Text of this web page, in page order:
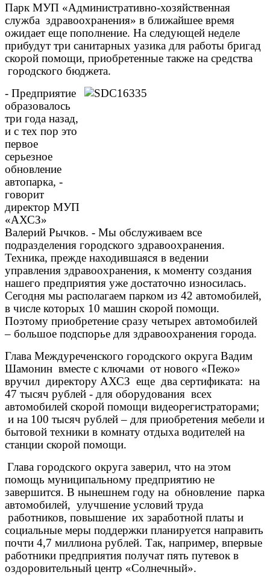
Парк МУП «Административно-хозяйственная
служба здравоохранения» в ближайшее время
ожидает еще пополнение. На следующей неделе
прибудут три санитарных уазика для работы бригад
скорой помощи, приобретенные также на средства
городского бюджета.
- Предприятие
образовалось
три года назад,
и с тех пор это
первое
серьезное
обновление
автопарка, -
говорит
директор МУП
«АХСЗ»
Валерий Рычков. - Мы обслуживаем все
подразделения городского здравоохранения.
Техника, прежде находившаяся в ведении
управления здравоохранения, к моменту создания
нашего предприятия уже достаточно износилась.
Сегодня мы располагаем парком из 42 автомобилей,
в числе которых 10 машин скорой помощи.
Поэтому приобретение сразу четырех автомобилей
– большое подспорье для здравоохранения города.
Глава Междуреченского городского округа Вадим
Шамонин вместе с ключами от нового «Пежо»
вручил директору АХСЗ еще два сертификата: на
47 тысяч рублей - для оборудования всех
автомобилей скорой помощи видеорегистраторами;
и на 100 тысяч рублей – для приобретения мебели и
бытовой техники в комнату отдыха водителей на
станции скорой помощи.
Глава городского округа заверил, что на этом
помощь муниципальному предприятию не
завершится. В нынешнем году на обновление парка
автомобилей, улучшение условий труда
работников, повышение их заработной платы и
социальные меры поддержки планируется направить
почти 4,7 миллиона рублей. Так, например, впервые
работники предприятия получат пять путевок в
оздоровительный центр «Солнечный».